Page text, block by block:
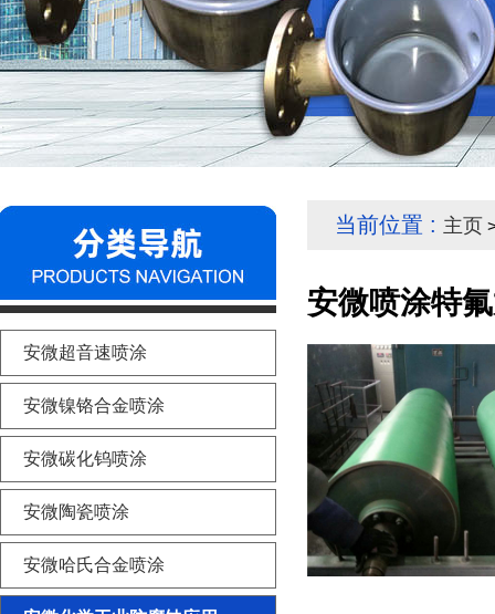
当前位置 : 主页
安微喷涂特
安微超音速喷涂
安微镍铬合金喷涂
安微碳化钨喷涂
安微陶瓷喷涂
安微哈氏合金喷涂